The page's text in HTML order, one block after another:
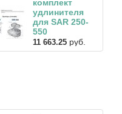
комплект
удлинителя
для SAR 250-
550
11 663.25 руб.